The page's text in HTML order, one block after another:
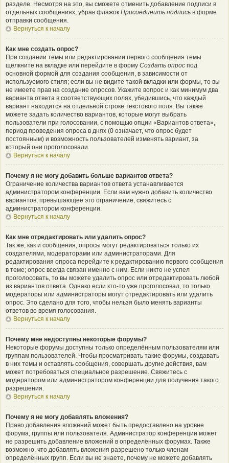
разделе. Несмотря на это, вы сможете отменить добавление подписи в
отдельных сообщениях, убрав флажок Присоединить подпись в форме
отправки сообщения.
Вернуться к началу
Как мне создать опрос?
При создании темы или редактировании первого сообщения темы
щёлкните на вкладке или перейдите в форму Создать опрос под
основной формой для создания сообщения, в зависимости от
используемого стиля; если вы не видите такой вкладки или формы, то вы
не имеете прав на создание опросов. Укажите вопрос и как минимум два
варианта ответа в соответствующих полях, убедившись, что каждый
вариант находится на отдельной строке текстового поля. Вы также
можете задать количество вариантов, которые могут выбрать
пользователи при голосовании, с помощью опции «Вариантов ответа»,
период проведения опроса в днях (0 означает, что опрос будет
постоянным) и возможность пользователей изменять вариант, за
который они проголосовали.
Вернуться к началу
Почему я не могу добавить больше вариантов ответа?
Ограничение количества вариантов ответа устанавливается
администратором конференции. Если вам нужно добавить количество
вариантов, превышающее это ограничение, свяжитесь с
администратором конференции.
Вернуться к началу
Как мне отредактировать или удалить опрос?
Так же, как и сообщения, опросы могут редактироваться только их
создателями, модераторами или администраторами. Для
редактирования опроса перейдите к редактированию первого сообщения
в теме; опрос всегда связан именно с ним. Если никто не успел
проголосовать, то вы можете удалить опрос или отредактировать любой
из вариантов ответа. Однако если кто-то уже проголосовал, то только
модераторы или администраторы могут отредактировать или удалить
опрос. Это сделано для того, чтобы нельзя было менять варианты
ответов во время голосования.
Вернуться к началу
Почему мне недоступны некоторые форумы?
Некоторые форумы доступны только определённым пользователям или
группам пользователей. Чтобы просматривать такие форумы, создавать
в них темы и оставлять сообщения, совершать другие действия, вам
может потребоваться специальное разрешение. Свяжитесь с
модератором или администратором конференции для получения такого
разрешения.
Вернуться к началу
Почему я не могу добавлять вложения?
Право добавления вложений может быть предоставлено на уровне
форума, группы или пользователя. Администратор конференции может
не разрешить добавление вложений в определённых форумах. Также
возможно, что добавлять вложения разрешено только членам
определённых групп. Если вы не знаете, почему не можете добавлять